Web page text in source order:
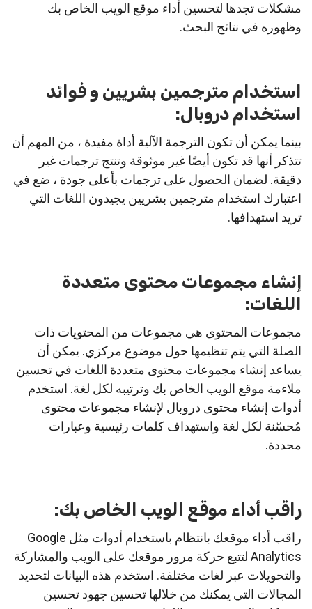
مشكلات تجدها لتحسين أداء موقع الويب الخاص بك
وظهوره في نتائج البحث.
استخدام مترجمين بشريين و فوائد
استخدام دروبال:
بينما يمكن أن تكون الترجمة الآلية أداة مفيدة ، من المهم أن
تتذكر أنها قد تكون أيضًا غير موثوقة وتنتج ترجمات غير
دقيقة. لضمان الحصول على ترجمات بأعلى جودة ، ضع في
اعتبارك استخدام مترجمين بشريين يجيدون اللغات التي
تريد استهدافها.
إنشاء مجموعات محتوى متعددة
اللغات:
مجموعات المحتوى هي مجموعات من المحتويات ذات
الصلة التي يتم تنظيمها حول موضوع مركزي. يمكن أن
يساعد إنشاء مجموعات محتوى متعددة اللغات في تحسين
ملاءمة موقع الويب الخاص بك وترتيبه لكل لغة. استخدم
أدوات إنشاء محتوى دروبال لإنشاء مجموعات محتوى
مُحسّنة لكل لغة واستهداف كلمات رئيسية وعبارات
محددة.
راقب أداء موقع الويب الخاص بك:
راقب أداء موقعك بانتظام باستخدام أدوات مثل Google
Analytics لتتبع حركة مرور موقعك على الويب والمشاركة
والتحويلات عبر لغات مختلفة. استخدم هذه البيانات لتحديد
المجالات التي يمكنك من خلالها تحسين جهود تحسين